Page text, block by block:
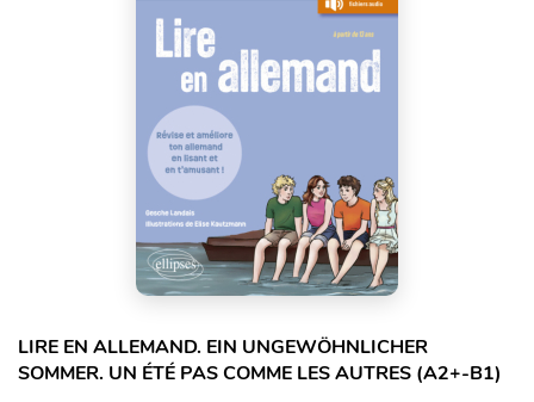
LIRE EN ALLEMAND. EIN UNGEWÖHNLICHER
SOMMER. UN ÉTÉ PAS COMME LES AUTRES (A2+-B1)